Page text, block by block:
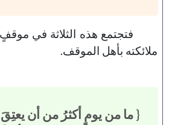
فتجتمع هذه الثلاثة في موقفٍ
ملائكته بأهل الموقف.
{ ما من يومٍ أكثرُ من أن يعتِقَ